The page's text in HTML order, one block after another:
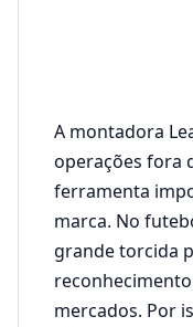
A montadora
operações fora
ferramenta
marca. No
grande torcida
mercados. Por